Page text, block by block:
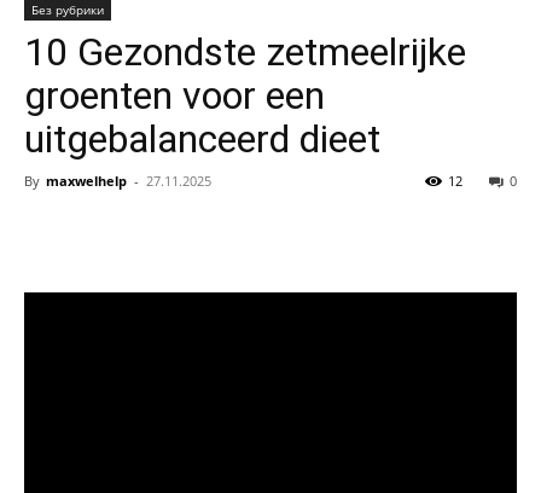
Без рубрики
10 Gezondste zetmeelrijke
groenten voor een
uitgebalanceerd dieet
By maxwelhelp - 27.11.2025 0
12